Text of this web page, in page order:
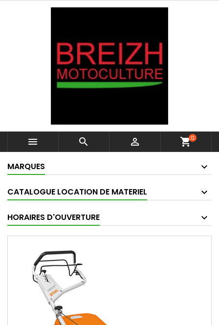
   shopping_cart0
MARQUES
CATALOGUE LOCATION DE MATERIEL
HORAIRES D'OUVERTURE